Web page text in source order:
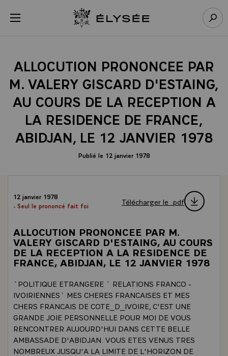
menu Retour à l’accueil Élysée
ALLOCUTION PRONONCEE PAR
M. VALERY GISCARD D'ESTAING,
AU COURS DE LA RECEPTION A
LA RESIDENCE DE FRANCE,
ABIDJAN, LE 12 JANVIER 1978
Publié le 12 janvier 1978
12 janvier 1978
- Seul le prononcé fait foi
Télécharger le .pdf
ALLOCUTION PRONONCEE PAR M.
VALERY GISCARD D'ESTAING, AU COURS
DE LA RECEPTION A LA RESIDENCE DE
FRANCE, ABIDJAN, LE 12 JANVIER 1978
`POLITIQUE ETRANGERE ` RELATIONS FRANCO -
IVOIRIENNES` MES CHERES FRANCAISES ET MES
CHERS FRANCAIS DE COTE_D_IVOIRE, C'EST UNE
GRANDE JOIE PERSONNELLE POUR MOI DE VOUS
RENCONTRER AUJOURD'HUI DANS CETTE BELLE
AMBASSADE D'ABIDJAN. VOUS ETES VENUS TRES
NOMBREUX JUSQU'A LA LIMITE DE L'HORIZON DE
Panneau de gestion des cookies